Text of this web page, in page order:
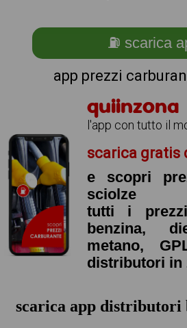
⛽ scarica
app prezzi
quiinzona
l'app con tutto il
scarica gratis
e scopri
sciolze
tutti i
benzina,
metano,
distributori in
scarica app distributori